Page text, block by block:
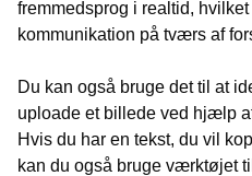
fremmedsprog i realtid,
kommunikation på tværs af
Du kan også bruge det til at
uploade et billede ved hjælp
Hvis du har en tekst, du vil
kan du også bruge værktøjet